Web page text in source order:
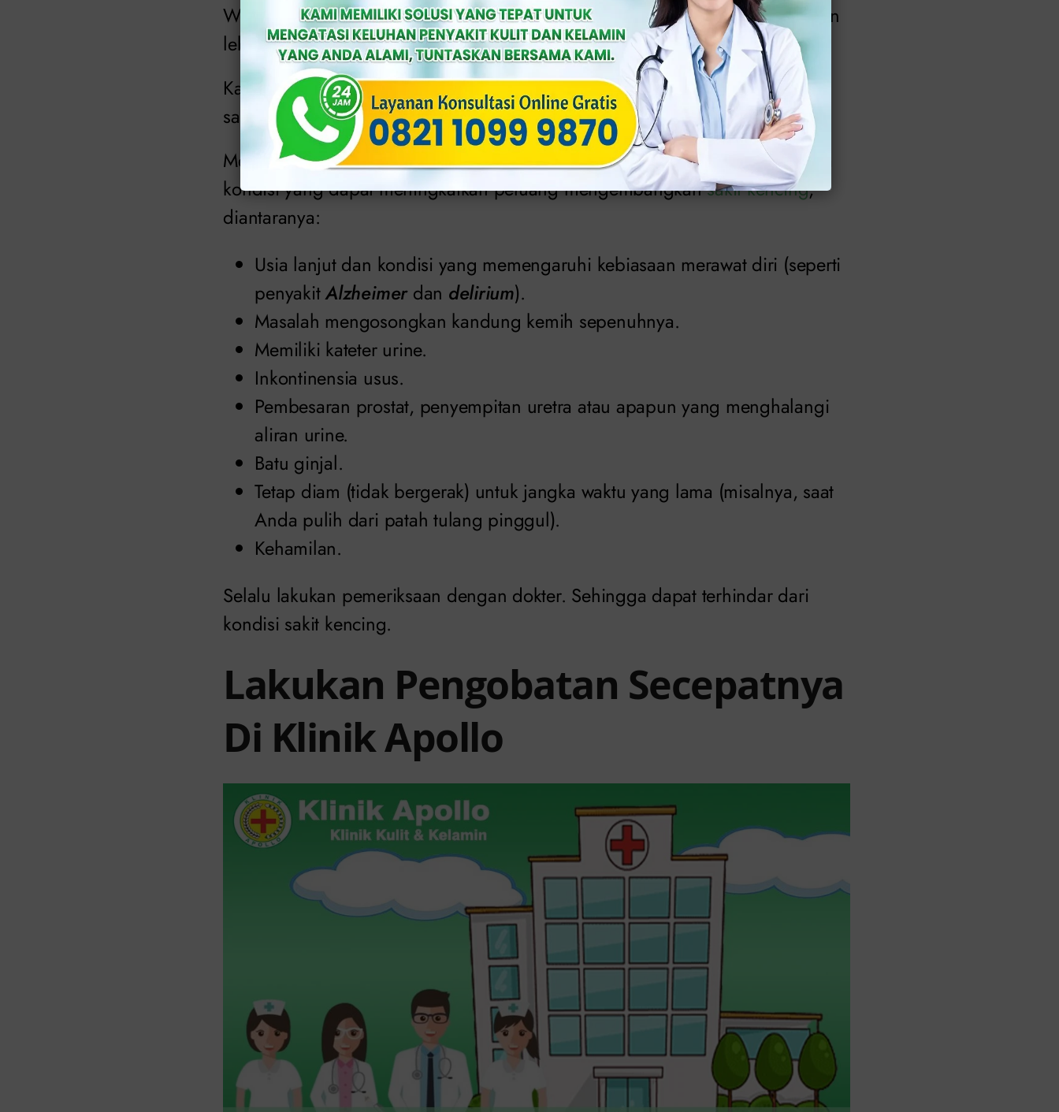
Wanita cenderung lebih sering mengalaminya karena uretra lebih pendek dan
lebih dekat ke anus daripada pria.
Karena itu, wanita lebih mungkin terkena infeksi setelah aktivitas seksual atau
saat menggunakan diafragma untuk kontrasepsi.
Menopause juga meningkatkan risiko sakit kencing. Berikut ini juga beberapa
kondisi yang dapat meningkatkan peluang mengembangkansakit kencing,
diantaranya:
Usia lanjut dan kondisi yang memengaruhi kebiasaan merawat diri (seperti
penyakitAlzheimerdan delirium).
Masalah mengosongkan kandung kemih sepenuhnya.
Memiliki kateter urine.
Inkontinensia usus.
Pembesaran prostat, penyempitan uretra atau apapun yang menghalangi
aliran urine.
Batu ginjal.
Tetap diam (tidak bergerak) untuk jangka waktu yang lama (misalnya, saat
Anda pulih dari patah tulang pinggul).
Kehamilan.
Selalu lakukan pemeriksaan dengan dokter. Sehingga dapat terhindar dari
kondisi sakit kencing.
Lakukan Pengobatan Secepatnya
Di Klinik Apollo